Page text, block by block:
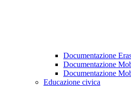
Documentazione
Documentazione
Documentazione
Educazione civica